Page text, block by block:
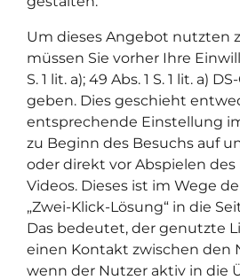
Um dieses Angebot nutzten
müssen Sie vorher Ihre
S. 1 lit. a); 49 Abs. 1 S. 1 lit. a)
geben. Dies geschieht
entsprechende Einstellung
zu Beginn des Besuchs auf
oder direkt vor Abspielen
Videos. Dieses ist im Wege
„Zwei-Klick-Lösung“ in die
Das bedeutet, der genutzte
einen Kontakt zwischen den
wenn der Nutzer aktiv in die